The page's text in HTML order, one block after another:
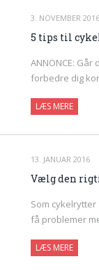
3. NOVEMBER 2016
5 tips til
ANNONCE:
forbedre dig
LÆS MERE
13. JANUAR 2016
Vælg den
Som
få problemer
LÆS MERE